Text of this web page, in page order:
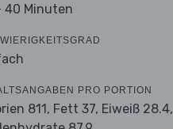
40 Minuten
PRO PORTION
811, Fett 37, Eiweiß 28.4,